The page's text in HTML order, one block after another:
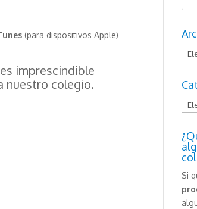
(para dispositivos Apple)
imprescindible
nuestro colegio.
Si